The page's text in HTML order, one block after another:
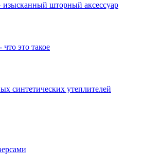
изысканный шторный аксессуар
это такое
синтетических утеплителей